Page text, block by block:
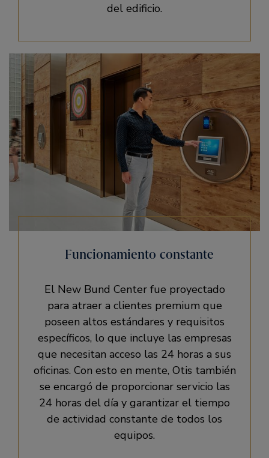
del edificio.
Funcionamiento constante
El New Bund Center fue proyectado
para atraer a clientes premium que
poseen altos estándares y requisitos
específicos, lo que incluye las empresas
que necesitan acceso las 24 horas a sus
oficinas. Con esto en mente, Otis también
se encargó de proporcionar servicio las
24 horas del día y garantizar el tiempo
de actividad constante de todos los
equipos.